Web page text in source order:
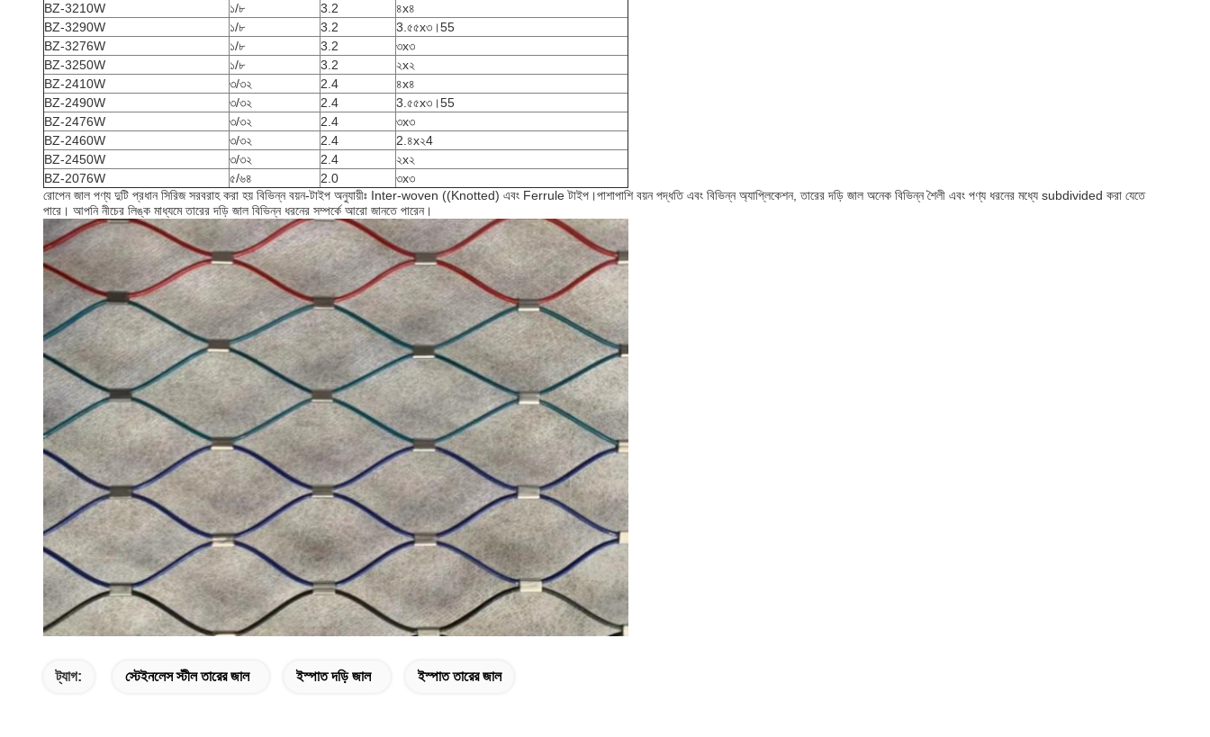
BZ-3210W
১/৮ 3.2
৪x৪
BZ-3290W
১/৮ 3.2
3.৫৫x৩।55
BZ-3276W
১/৮ 3.2
৩x৩
BZ-3250W
১/৮ 3.2
২x২
BZ-2410W
৩/৩২ 2.4
৪x৪
BZ-2490W
৩/৩২ 2.4
3.৫৫x৩।55
BZ-2476W
৩/৩২ 2.4
৩x৩
BZ-2460W
৩/৩২ 2.4
2.৪x২4
BZ-2450W
৩/৩২ 2.4
২x২
BZ-2076W
৫/৬৪ 2.0
৩x৩
রোপেন জাল পণ্য দুটি প্রধান সিরিজ সরবরাহ করা হয় বিভিন্ন বয়ন-টাইপ অনুযায়ীঃ Inter-woven ((Knotted) এবং Ferrule টাইপ।পাশাপাশি বয়ন পদ্ধতি এবং বিভিন্ন অ্যাপ্লিকেশন, তারের দড়ি জাল অনেক বিভিন্ন শৈলী এবং পণ্য ধরনের মধ্যে subdivided করা যেতে
পারে। আপনি নীচের লিঙ্ক মাধ্যমে তারের দড়ি জাল বিভিন্ন ধরনের সম্পর্কে আরো জানতে পারেন।
ট্যাগ: স্টেইনলেস স্টীল তারের জাল ইস্পাত দড়ি জাল ইস্পাত তারের জাল